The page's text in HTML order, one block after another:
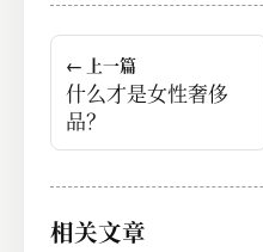
← 上一篇
什么才是女性奢侈
品？
相关文章